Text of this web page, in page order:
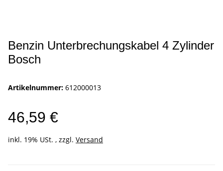
Benzin Unterbrechungskabel 4 Zylinder
Bosch
Artikelnummer: 612000013
46,59 €
inkl. 19% USt. , zzgl. Versand